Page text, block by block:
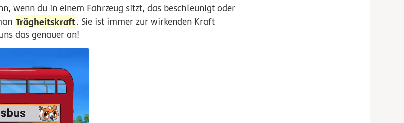
wenn du in einem Fahrzeug sitzt, das beschleunigt oder
Trägheitskraft. Sie ist immer zur wirkenden Kraft
das genauer an!